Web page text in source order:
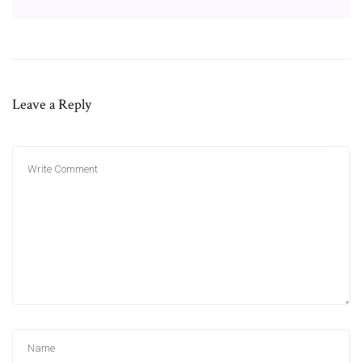
Leave a Reply